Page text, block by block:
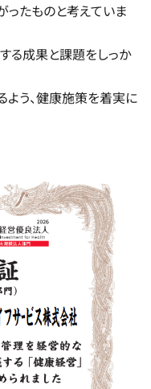
たものと考えていま
る成果と課題をしっか
よう、健康施策を着実に